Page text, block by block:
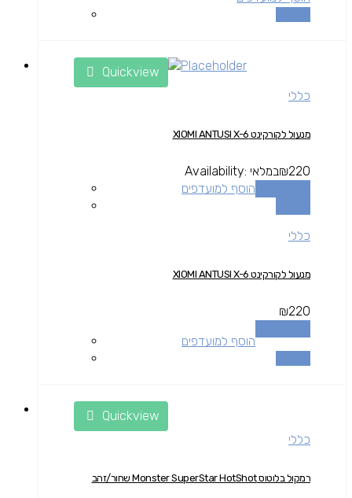
Quickview
כללי
מנעול לקורקינט XIOMI ANTUSI X-6
₪220
Availability: במלאי
הוסף למועדפים
כללי
מנעול לקורקינט XIOMI ANTUSI X-6
₪220
הוסף למועדפים
Quickview
כללי
רמקול בלוטוס Monster SuperStar HotShot שחור/זהב